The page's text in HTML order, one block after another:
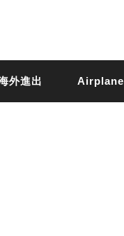
外進出 Airplane